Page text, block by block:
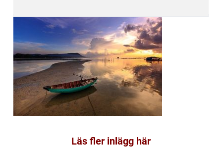
Läs fler inlägg här